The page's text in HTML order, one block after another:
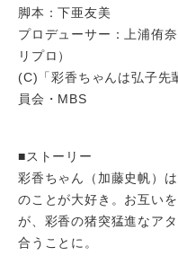
脚本：下亜友美
プロデューサー：上浦
リプロ）
(C)「彩香ちゃんは弘子
員会・MBS
■ストーリー
彩香ちゃん（加藤史帆）
のことが大好き。お互い
が、彩香の猪突猛進なア
合うことに。